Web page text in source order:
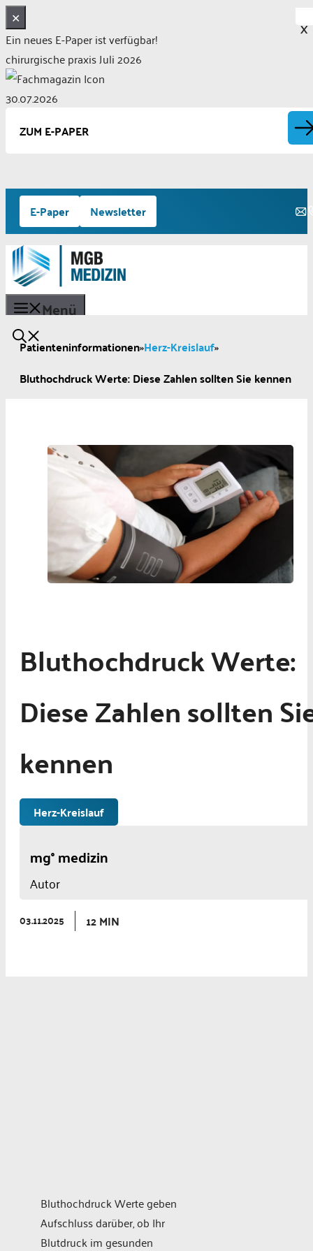
✕
Ein neues E-Paper ist verfügbar!
chirurgische praxis Juli 2026
30.07.2026
ZUM E-PAPER
Zum
Inhalt
springen
E-Paper Newsletter
Menü
Patienteninformationen»Herz-Kreislauf»
Bluthochdruck Werte: Diese Zahlen sollten Sie kennen
Bluthochdruck Werte:
Diese Zahlen sollten
kennen
Herz-Kreislauf
mg° medizin
Autor
03.11.2025 12 MIN
Bluthochdruck Werte geben
Aufschluss darüber, ob Ihr
Blutdruck im gesunden
X